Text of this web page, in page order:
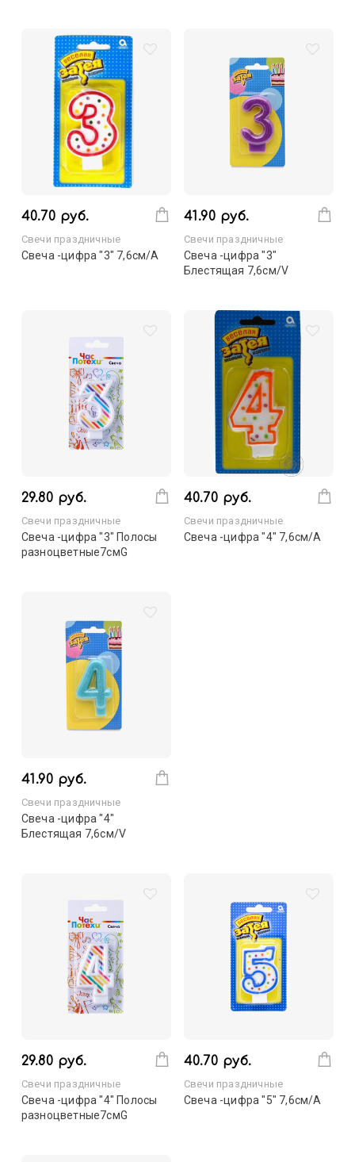
40.70 руб.
Свечи праздничные
Свеча -цифра "3" 7,6см/A
41.90 руб.
Свечи праздничные
Свеча -цифра "3"
Блестящая 7,6см/V
29.80 руб.
Свечи праздничные
Свеча -цифра "3" Полосы
разноцветные7смG
40.70 руб.
Свечи праздничные
Свеча -цифра "4" 7,6см/A
41.90 руб.
Свечи праздничные
Свеча -цифра "4"
Блестящая 7,6см/V
29.80 руб.
Свечи праздничные
Свеча -цифра "4" Полосы
разноцветные7смG
40.70 руб.
Свечи праздничные
Свеча -цифра "5" 7,6см/A